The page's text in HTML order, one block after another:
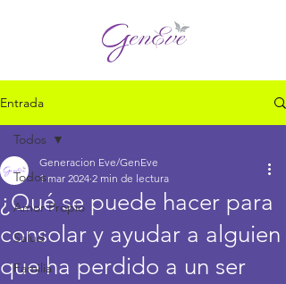
Entrada
Todos
Amor Propio
Salud
Familia
Todos
¿Qué se puede hacer para
consolar y ayudar a alguien
que ha perdido a un ser
Generacion Eve/GenEve
1 mar 2024 2 min de lectura